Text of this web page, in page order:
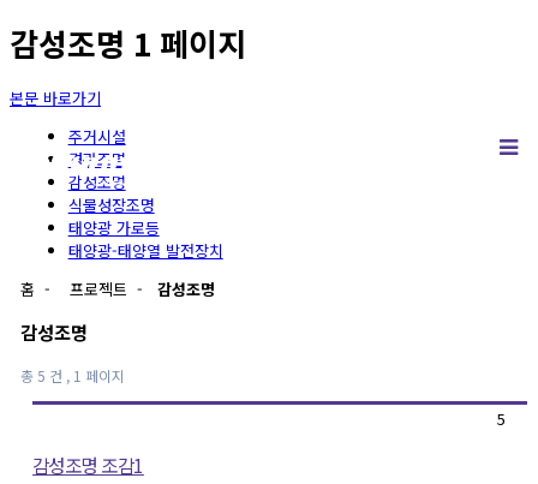
감성조명 1 페이지
본문 바로가기
주거시설
경관조명
감성조명
식물성장조명
태양광 가로등
태양광-태양열 발전장치
홈 - 프로젝트 - 감성조명
감성조명
총 5 건 , 1 페이지
5
감성조명 조감1